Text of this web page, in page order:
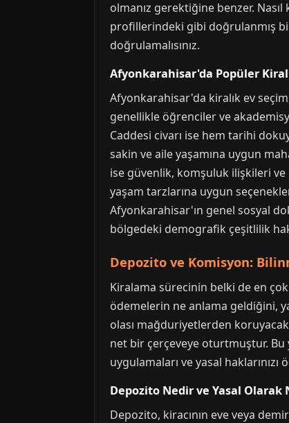
olmanız gerektiğine benzer.
profillerindeki gibi doğrulanmış
doğrulamalısınız.
Afyonkarahisar'da Popüler
Afyonkarahisar'da kiralık ev
genellikle öğrenciler ve
Caddesi civarı ise hem tarihi
sakin ve aile yaşamına uygun
ise güvenlik, komşuluk ilişkileri ve
yaşam tarzlarına uygun
Afyonkarahisar'ın genel sosyal
bölgedeki demografik çeşitlilik
Depozito ve Komisyon:
Kiralama sürecinin belki de en
ödemelerin ne anlama geldiğini,
olası mağduriyetlerden
net bir çerçeveye oturtmuştur. Bu
uygulamaları ve yasal
Depozito Nedir ve Yasal Olarak
Depozito, kiracının eve veya